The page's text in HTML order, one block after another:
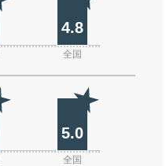
4.8
全国
5.0
全国